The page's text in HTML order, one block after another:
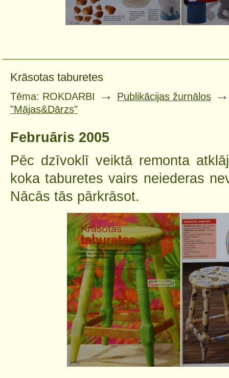
Krāsotas taburetes
Tēma: ROKDARBI → Publikācijas žurnālos
"Mājas&Dārzs"
Februāris 2005
Pēc dzīvoklī veiktā remonta
koka taburetes vairs neiederas
Nācās tās pārkrāsot.